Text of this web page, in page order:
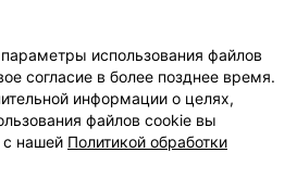
кино «Галактика и её
и её население» можно
в Минске вместе с друзьями, с
отличается тем, что
с экрана, заставляя
использования файлов
согласие в более позднее время.
информации о целях,
файлов cookie вы
с нашей Политикой обработки